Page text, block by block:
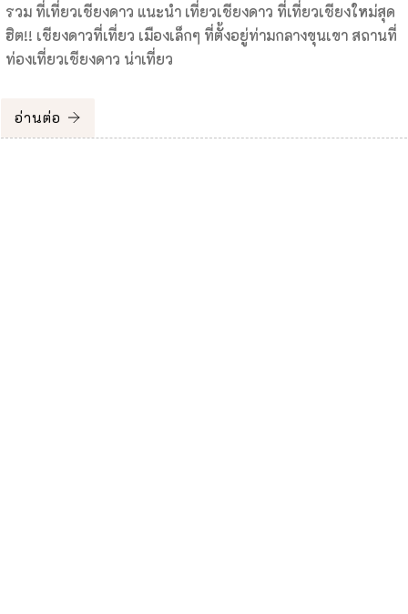
รวม ที่เที่ยวเชียงดาว แนะนำ เที่ยวเชียงดาว ที่เที่ยวเชียงใหม่สุด
ฮิต!! เชียงดาวที่เที่ยว เมืองเล็กๆ ที่ตั้งอยู่ท่ามกลางขุนเขา สถานที่
ท่องเที่ยวเชียงดาว น่าเที่ยว
อ่านต่อ